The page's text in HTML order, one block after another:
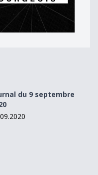
du 9 septembre